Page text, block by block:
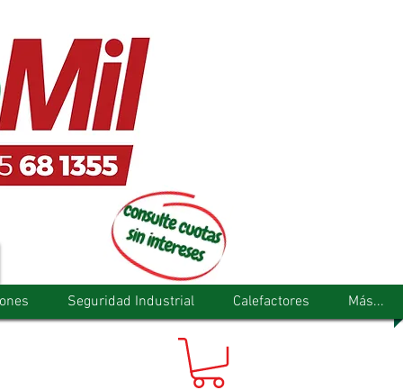
Seguridad Industrial Calefactores Más...